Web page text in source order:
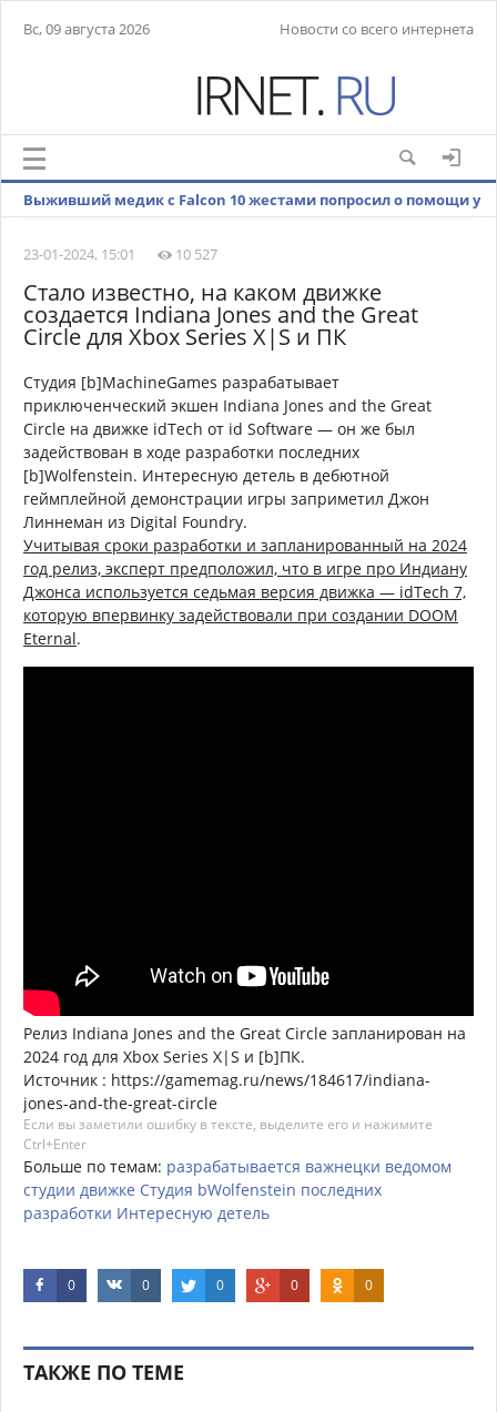
Вс, 09 августа 2026 Новости со всего интернета
Выживший медик с Falcon 10 жестами попросил о помощи у
23-01-2024, 15:01
10 527
Стало известно, на каком движке
создается Indiana Jones and the Great
Circle для Xbox Series X|S и ПК
Студия [b]MachineGames разрабатывает
приключенческий экшен Indiana Jones and the Great
Circle на движке idTech от id Software — он же был
задействован в ходе разработки последних
[b]Wolfenstein. Интересную детель в дебютной
геймплейной демонстрации игры заприметил Джон
Линнеман из Digital Foundry.
Учитывая сроки разработки и запланированный на 2024
год релиз, эксперт предположил, что в игре про Индиану
Джонса используется седьмая версия движка — idTech 7,
которую впервинку задействовали при создании DOOM
Eternal.
Релиз Indiana Jones and the Great Circle запланирован на
2024 год для Xbox Series X|S и [b]ПК.
Источник : https://gamemag.ru/news/184617/indiana-
jones-and-the-great-circle
Если вы заметили ошибку в тексте, выделите его и нажимите
Ctrl+Enter
Больше по темам: разрабатывается важнецки ведомом
студии движке Студия bWolfenstein последних
разработки Интересную детель
0 0 0 0 0
ТАКЖЕ ПО ТЕМЕ